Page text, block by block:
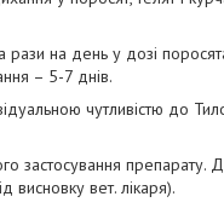
на день у дозі
– 5-7 днів.
чутливістю до
застосування препарату.
висновку вет. лікаря).